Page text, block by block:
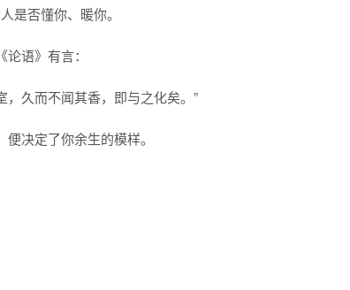
是否懂你、暖你。
论语》有言：
，久而不闻其香，即与之化矣。”
决定了你余生的模样。